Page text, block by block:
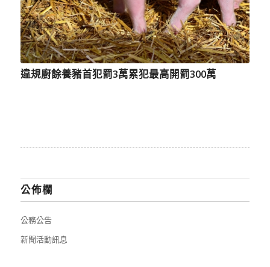
違規廚餘養豬首犯罰3萬累犯最高開罰300萬
公佈欄
公務公告
新聞活動訊息